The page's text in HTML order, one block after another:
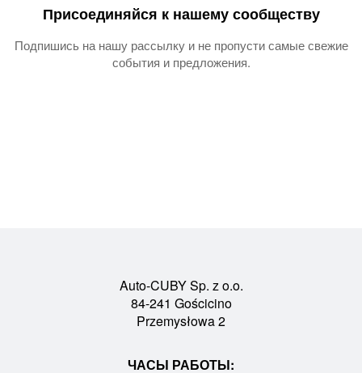
Присоединяйся к нашему сообществу
Подпишись на нашу рассылку и не пропусти самые свежие
события и предложения.
Auto-CUBY Sp. z o.o.
84-241 Gościcino
Przemysłowa 2
ЧАСЫ РАБОТЫ: